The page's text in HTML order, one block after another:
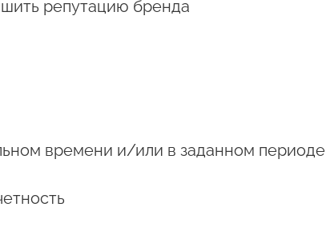
репутацию бренда
времени и/или в заданном периоде